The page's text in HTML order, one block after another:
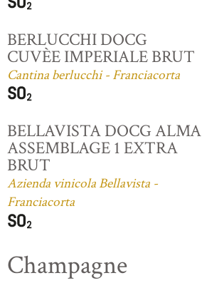
BERLUCCHI DOCG
CUVÈE IMPERIALE BRUT
Cantina berlucchi - Franciacorta
BELLAVISTA DOCG ALMA
ASSEMBLAGE 1 EXTRA
BRUT
Azienda vinicola Bellavista -
Franciacorta
Champagne